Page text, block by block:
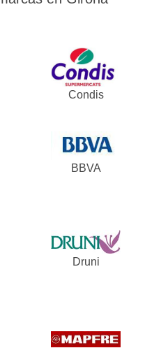
Condis
BBVA
Druni